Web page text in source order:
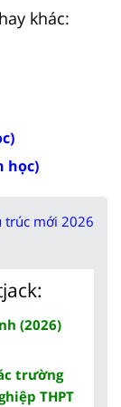
khác:
học)
trúc mới 2026
(2026)
trường
THPT